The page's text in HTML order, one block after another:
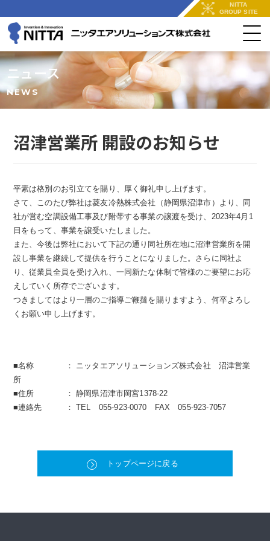
NITTA
GROUP SITE
ニュース
NEWS
沼津営業所 開設のお知らせ
平素は格別のお引立てを賜り、厚く御礼申し上げます。
さて、このたび弊社は菱友冷熱株式会社（静岡県沼津市）より、同
社が営む空調設備工事及び附帯する事業の譲渡を受け、2023年4月1
日をもって、事業を譲受いたしました。
また、今後は弊社において下記の通り同社所在地に沼津営業所を開
設し事業を継続して提供を行うことになりました。さらに同社よ
り、従業員全員を受け入れ、一同新たな体制で皆様のご要望にお応
えしていく所存でございます。
つきましてはより一層のご指導ご鞭撻を賜りますよう、何卒よろし
くお願い申し上げます。
■名称 ： ニッタエアソリューションズ株式会社 沼津営業
所
■住所 ： 静岡県沼津市岡宮1378-22
■連絡先 ： TEL 055-923-0070 FAX 055-923-7057
トップページに戻る